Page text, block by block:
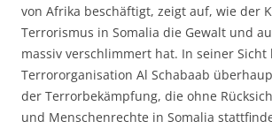
von Afrika beschäftigt, zeigt auf, wie der
Terrorismus in Somalia die Gewalt und
massiv verschlimmert hat. In seiner Sicht
Terrororganisation Al Schabaab
der Terrorbekämpfung, die ohne
und Menschenrechte in Somalia